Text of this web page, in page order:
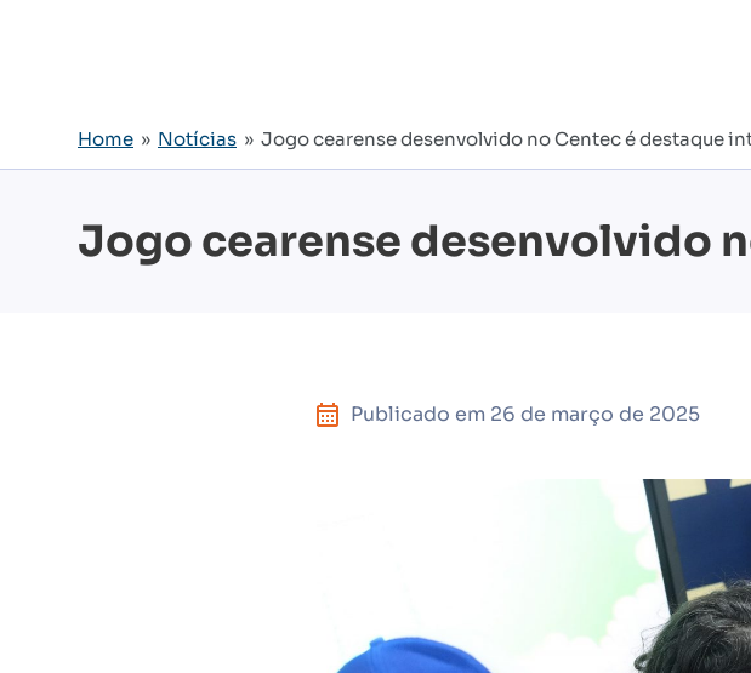
Home » Notícias » Jogo cearense desenvolvido no Centec é destaque
Jogo cearense desenvolvido
Publicado em 26 de março de 2025